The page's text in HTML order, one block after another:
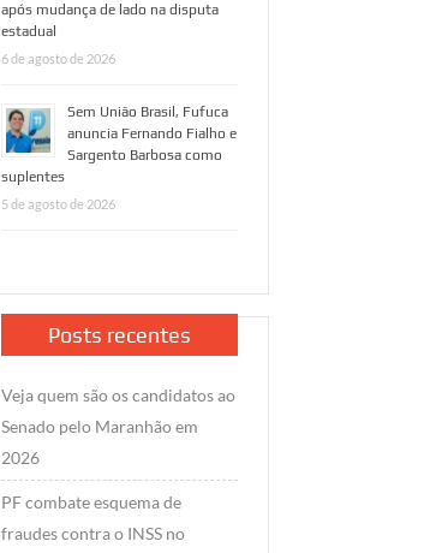
após mudança de lado na disputa
estadual
6 de agosto de 2026
Sem União Brasil, Fufuca
anuncia Fernando Fialho e
Sargento Barbosa como
suplentes
5 de agosto de 2026
Posts recentes
Veja quem são os candidatos ao
Senado pelo Maranhão em
2026
PF combate esquema de
fraudes contra o INSS no